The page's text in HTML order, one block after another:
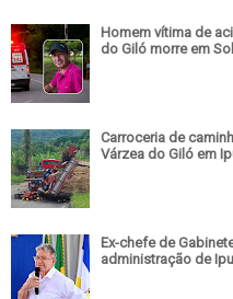
Homem vítima de
do Giló morre em
Carroceria de
Várzea do Giló em
Ex-chefe de
administração de Ipu